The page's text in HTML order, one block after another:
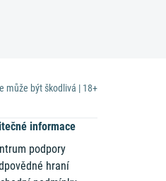
může být škodlivá | 18+
informace
podpory
hraní